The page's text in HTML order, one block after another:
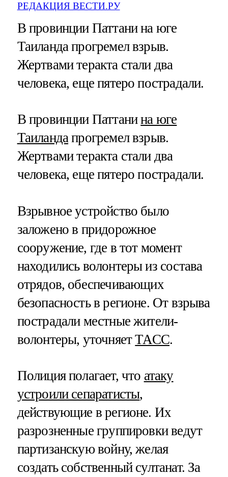
РЕДАКЦИЯ ВЕСТИ.РУ
В провинции Паттани на юге
Таиланда прогремел взрыв.
Жертвами теракта стали два
человека, еще пятеро пострадали.
В провинции Паттанина юге
Таиландапрогремел взрыв.
Жертвами теракта стали два
человека, еще пятеро пострадали.
Взрывное устройство было
заложено в придорожное
сооружение, где в тот момент
находились волонтеры из состава
отрядов, обеспечивающих
безопасность в регионе. От взрыва
пострадали местные жители-
волонтеры, уточняетТАСС.
Полиция полагает, что атаку
устроили сепаратисты,
действующие в регионе. Их
разрозненные группировки ведут
партизанскую войну, желая
создать собственный султанат. За